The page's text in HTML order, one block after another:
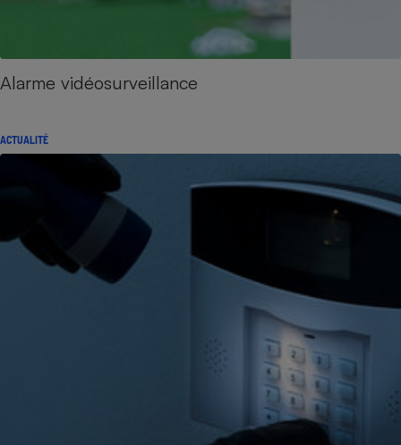
Alarme vidéosurveillance
ACTUALITÉ